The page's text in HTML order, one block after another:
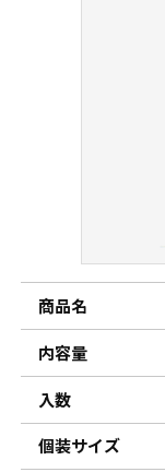
商品名
内容量
入数
個装サイズ